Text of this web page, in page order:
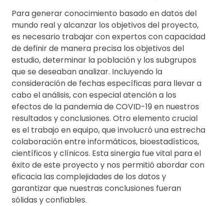
Para generar conocimiento basado en datos del
mundo real y alcanzar los objetivos del proyecto,
es necesario trabajar con expertos con capacidad
de definir de manera precisa los objetivos del
estudio, determinar la población y los subgrupos
que se deseaban analizar. Incluyendo la
consideración de fechas específicas para llevar a
cabo el análisis, con especial atención a los
efectos de la pandemia de COVID-19 en nuestros
resultados y conclusiones. Otro elemento crucial
es el trabajo en equipo, que involucró una estrecha
colaboración entre informáticos, bioestadísticos,
científicos y clínicos. Esta sinergia fue vital para el
éxito de este proyecto y nos permitió abordar con
eficacia las complejidades de los datos y
garantizar que nuestras conclusiones fueran
sólidas y confiables.